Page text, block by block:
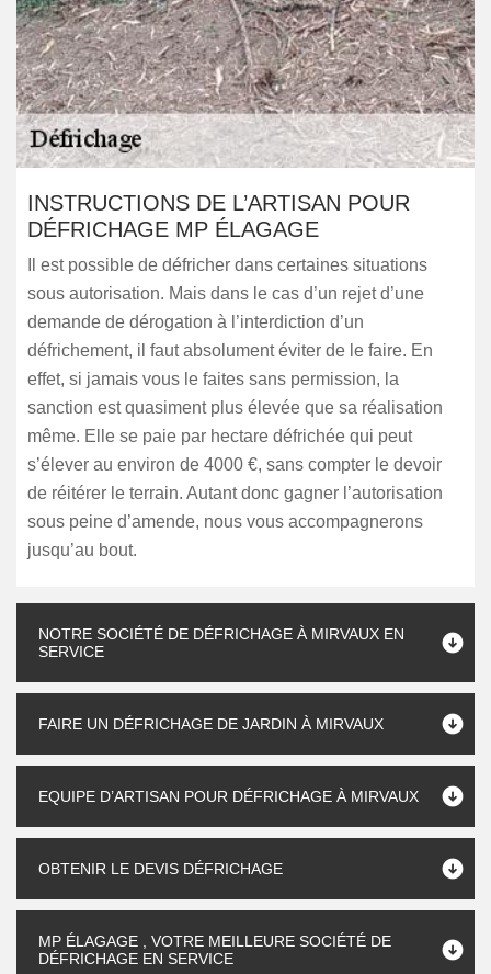
INSTRUCTIONS DE L’ARTISAN POUR
DÉFRICHAGE MP ÉLAGAGE
Il est possible de défricher dans certaines situations
sous autorisation. Mais dans le cas d’un rejet d’une
demande de dérogation à l’interdiction d’un
défrichement, il faut absolument éviter de le faire. En
effet, si jamais vous le faites sans permission, la
sanction est quasiment plus élevée que sa réalisation
même. Elle se paie par hectare défrichée qui peut
s’élever au environ de 4000 €, sans compter le devoir
de réitérer le terrain. Autant donc gagner l’autorisation
sous peine d’amende, nous vous accompagnerons
jusqu’au bout.
NOTRE SOCIÉTÉ DE DÉFRICHAGE À MIRVAUX EN
SERVICE
FAIRE UN DÉFRICHAGE DE JARDIN À MIRVAUX
EQUIPE D’ARTISAN POUR DÉFRICHAGE À MIRVAUX
OBTENIR LE DEVIS DÉFRICHAGE
MP ÉLAGAGE , VOTRE MEILLEURE SOCIÉTÉ DE
DÉFRICHAGE EN SERVICE